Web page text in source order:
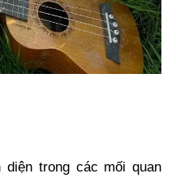
diện trong các mối quan